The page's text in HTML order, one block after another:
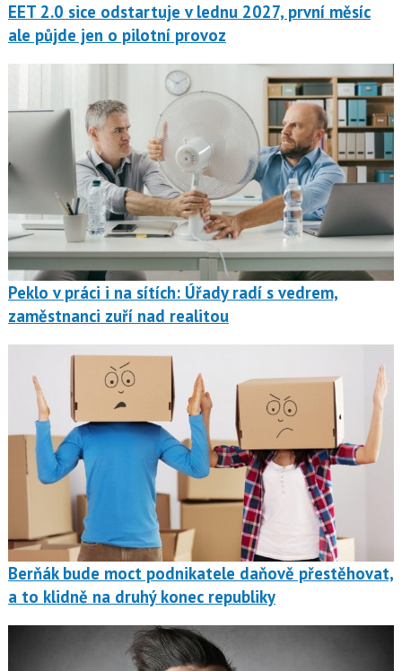
EET 2.0 sice odstartuje v lednu 2027, první měsíc
ale půjde jen o pilotní provoz
Peklo v práci i na sítích: Úřady radí s vedrem,
zaměstnanci zuří nad realitou
Berňák bude moct podnikatele daňově přestěhovat,
a to klidně na druhý konec republiky